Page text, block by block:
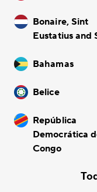
Bonaire, Sint
Eustatius and
Bahamas
Belice
República
Democrática
Congo